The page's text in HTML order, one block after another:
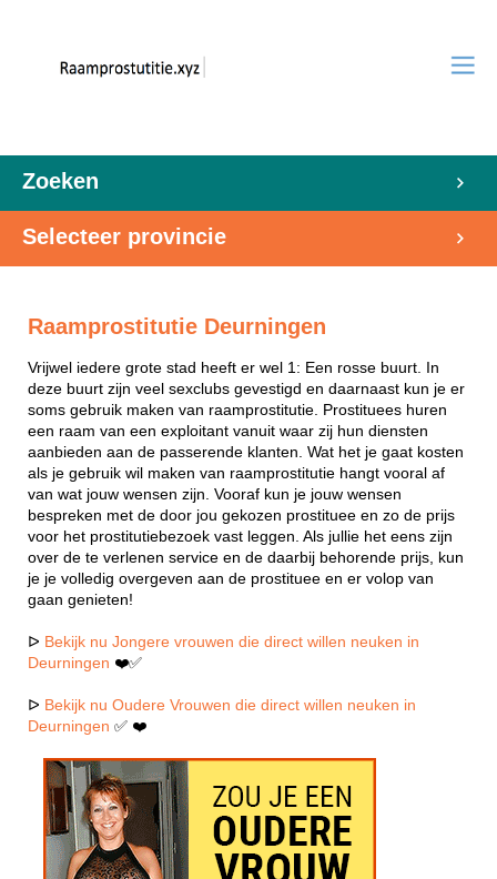
Zoeken
Selecteer provincie
Raamprostitutie Deurningen
Vrijwel iedere grote stad heeft er wel 1: Een rosse buurt. In
deze buurt zijn veel sexclubs gevestigd en daarnaast kun je er
soms gebruik maken van raamprostitutie. Prostituees huren
een raam van een exploitant vanuit waar zij hun diensten
aanbieden aan de passerende klanten. Wat het je gaat kosten
als je gebruik wil maken van raamprostitutie hangt vooral af
van wat jouw wensen zijn. Vooraf kun je jouw wensen
bespreken met de door jou gekozen prostituee en zo de prijs
voor het prostitutiebezoek vast leggen. Als jullie het eens zijn
over de te verlenen service en de daarbij behorende prijs, kun
je je volledig overgeven aan de prostituee en er volop van
gaan genieten!
ᐅ Bekijk nu Jongere vrouwen die direct willen neuken in
Deurningen ❤️✅
ᐅ Bekijk nu Oudere Vrouwen die direct willen neuken in
Deurningen ✅ ❤️